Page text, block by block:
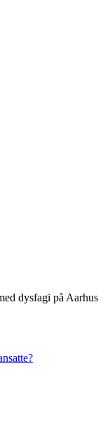
dysfagi på Aarhus